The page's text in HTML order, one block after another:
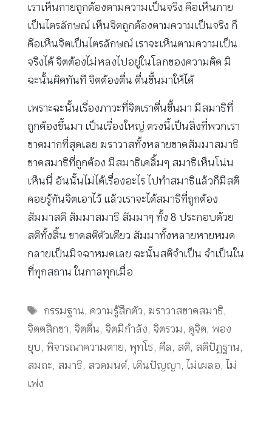
เราเห็นกายถูกต้องตามความเป็นจริง คือเห็นกาย
เป็นไตรลักษณ์ เห็นจิตถูกต้องตามความเป็นจริง ก็
คือเห็นจิตเป็นไตรลักษณ์ เราจะเห็นตามความเป็น
จริงได้ จิตต้องไม่หลงไปอยู่ในโลกของความคิด มิ
ฉะนั้นผิดทันที จิตต้องตื่น ตื่นขึ้นมาให้ได้
เพราะฉะนั้นเรื่องภาวะที่จิตเราตื่นขึ้นมา มีสมาธิที่
ถูกต้องขึ้นมา เป็นเรื่องใหญ่ ตรงนี้เป็นสิ่งที่พวกเรา
ขาดมากที่สุดเลย ฆราวาสทั้งหลายขาดสัมมาสมาธิ
ขาดสมาธิที่ถูกต้อง มีสมาธิเคลิ้มๆ สมาธิเห็นโน่น
เห็นนี่ อันนั้นไม่ได้เรื่องอะไร ไปทำสมาธิแล้วก็มีสติ
คอยรู้ทันจิตเอาไว้ แล้วเราจะได้สมาธิที่ถูกต้อง
สัมมาสติ สัมมาสมาธิ สัมมาๆ ทั้ง 8 ประกอบด้วย
สติทั้งสิ้น ขาดสติตัวเดียว สัมมาทั้งหลายหายหมด
กลายเป็นมิจฉาหมดเลย ฉะนั้นสติจำเป็น จำเป็นใน
ที่ทุกสถาน ในกาลทุกเมื่อ
Tags
กรรมฐาน,ความรู้สึกตัว, ฆราวาสขาดสมาธิ,
จิตตสิกขา, จิตตื่น, จิตมีกำลัง, จิตรวม, ดูจิต, พอง
ยุบ, พิจารณาความตาย, พุทโธ, ศีล, สติ, สติปัฏฐาน,
สมถะ, สมาธิ, สวดมนต์, เดินปัญญา, ไม่เผลอ, ไม่
เพ่ง